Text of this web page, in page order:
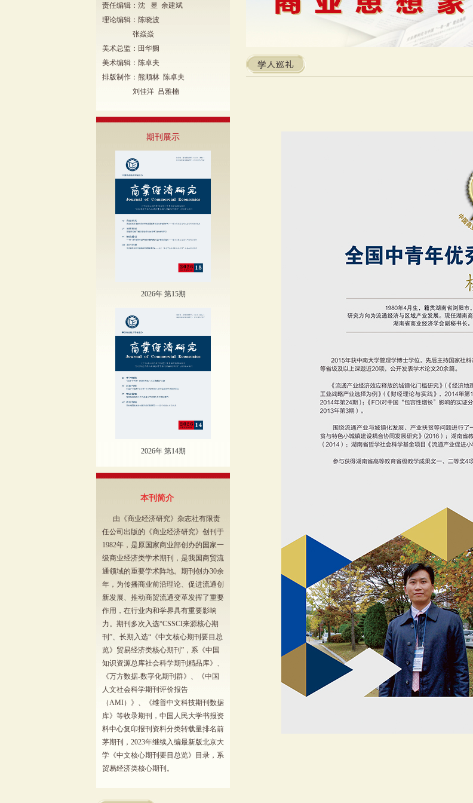
责任编辑：沈 昱 余建斌
理论编辑：陈晓波
张焱焱
美术总监：田华阙
美术编辑：陈卓夫
排版制作：熊顺林 陈卓夫
刘佳洋 吕雅楠
期刊展示
2026年 第15期
2026年 第14期
本刊简介
由《商业经济研究》杂志社有限责
任公司出版的《商业经济研究》创刊于
1982年，是原国家商业部创办的国家一
级商业经济类学术期刊，是我国商贸流
通领域的重要学术阵地。期刊创办30余
年，为传播商业前沿理论、促进流通创
新发展、推动商贸流通变革发挥了重要
作用，在行业内和学界具有重要影响
力。期刊多次入选“CSSCI来源核心期
刊”、长期入选“《中文核心期刊要目总
览》贸易经济类核心期刊”，系《中国
知识资源总库社会科学期刊精品库》、
《万方数据-数字化期刊群》、《中国
人文社会科学期刊评价报告
（AMI）》、《维普中文科技期刊数据
库》等收录期刊，中国人民大学书报资
料中心复印报刊资料分类转载量排名前
茅期刊，2023年继续入编最新版北京大
学《中文核心期刊要目总览》目录，系
贸易经济类核心期刊。